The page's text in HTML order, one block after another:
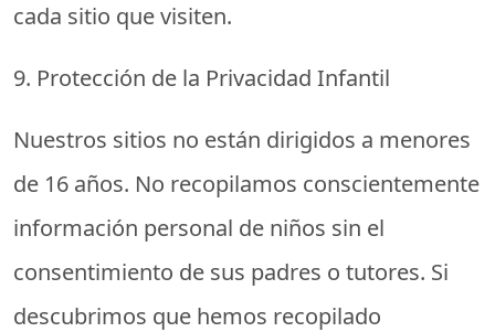
cada sitio que visiten.
9. Protección de la Privacidad Infantil
Nuestros sitios no están dirigidos a menores
de 16 años. No recopilamos conscientemente
información personal de niños sin el
consentimiento de sus padres o tutores. Si
descubrimos que hemos recopilado